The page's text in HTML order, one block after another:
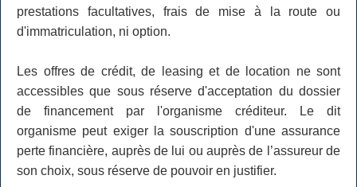
prestations facultatives, frais de mise à la route ou
d'immatriculation, ni option.
Les offres de crédit, de leasing et de location ne sont
accessibles que sous réserve d'acceptation du dossier
de financement par l'organisme créditeur. Le dit
organisme peut exiger la souscription d'une assurance
perte financière, auprès de lui ou auprès de l’assureur de
son choix, sous réserve de pouvoir en justifier.